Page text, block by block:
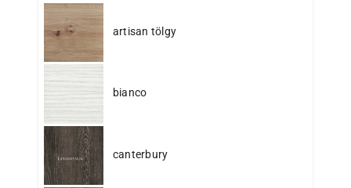
artisan tölgy
bianco
canterbury